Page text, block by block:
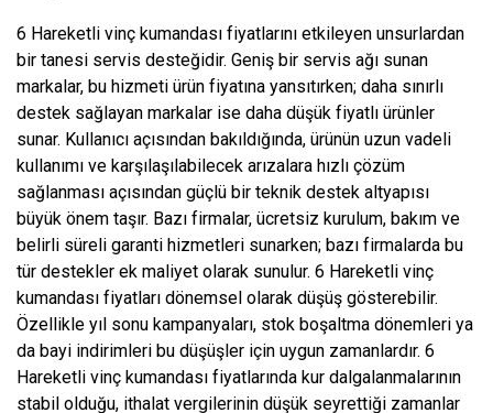
6 Hareketli vinç kumandası fiyatlarını etkileyen unsurlardan
bir tanesi servis desteğidir. Geniş bir servis ağı sunan
markalar, bu hizmeti ürün fiyatına yansıtırken; daha sınırlı
destek sağlayan markalar ise daha düşük fiyatlı ürünler
sunar. Kullanıcı açısından bakıldığında, ürünün uzun vadeli
kullanımı ve karşılaşılabilecek arızalara hızlı çözüm
sağlanması açısından güçlü bir teknik destek altyapısı
büyük önem taşır. Bazı firmalar, ücretsiz kurulum, bakım ve
belirli süreli garanti hizmetleri sunarken; bazı firmalarda bu
tür destekler ek maliyet olarak sunulur. 6 Hareketli vinç
kumandası fiyatları dönemsel olarak düşüş gösterebilir.
Özellikle yıl sonu kampanyaları, stok boşaltma dönemleri ya
da bayi indirimleri bu düşüşler için uygun zamanlardır. 6
Hareketli vinç kumandası fiyatlarında kur dalgalanmalarının
stabil olduğu, ithalat vergilerinin düşük seyrettiği zamanlar